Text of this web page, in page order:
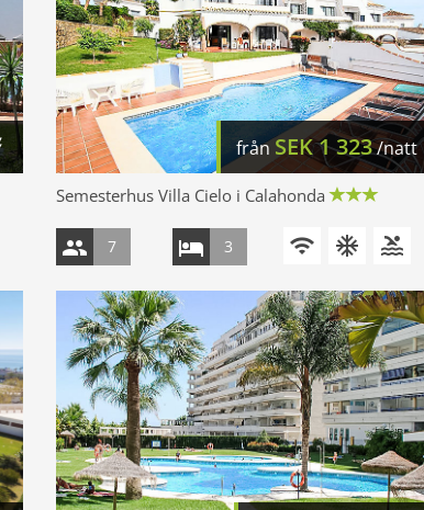
frånSEK1 323/natt
Semesterhus Villa Cielo i Calahonda
7 3